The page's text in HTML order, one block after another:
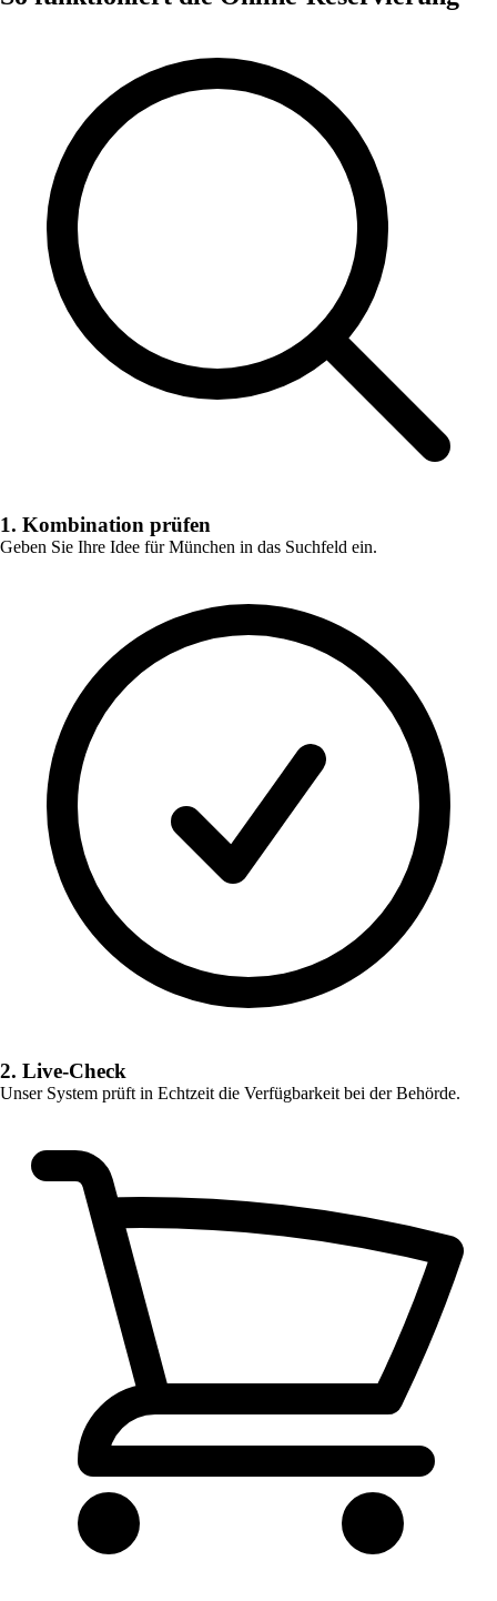
1. Kombination prüfen
Geben Sie Ihre Idee fürMünchen in das Suchfeld ein.
2. Live-Check
Unser System prüft in Echtzeit die Verfügbarkeit bei der Behörde.